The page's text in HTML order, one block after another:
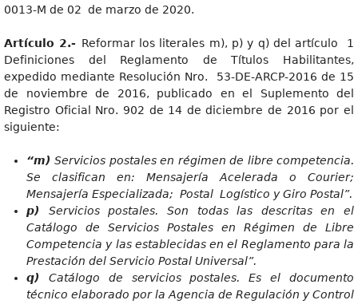
0013-M de 02 de marzo de 2020.
Artículo 2.- Reformar los literales m), p) y q) del artículo 1
Definiciones del Reglamento de Títulos Habilitantes,
expedido mediante Resolución Nro. 53-DE-ARCP-2016 de 15
de noviembre de 2016, publicado en el Suplemento del
Registro Oficial Nro. 902 de 14 de diciembre de 2016 por el
siguiente:
“m)Servicios postales en régimen de libre competencia.
Se clasifican en: Mensajería Acelerada o Courier;
Mensajería Especializada; Postal Logístico y Giro Postal”.
p) Servicios postales. Son todas las descritas en el
Catálogo de Servicios Postales en Régimen de Libre
Competencia y las establecidas en el Reglamento para la
Prestación del Servicio Postal Universal”.
q) Catálogo de servicios postales. Es el documento
técnico elaborado por la Agencia de Regulación y Control